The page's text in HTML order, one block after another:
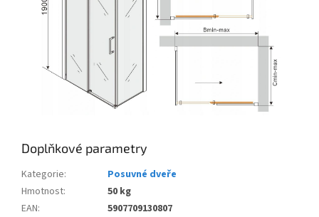
Doplňkové parametry
Kategorie:
Posuvné dveře
Hmotnost:
50 kg
EAN:
5907709130807